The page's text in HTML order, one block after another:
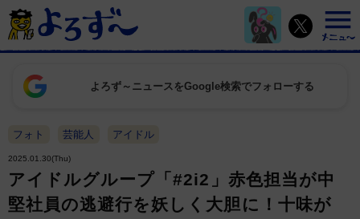
よろず～ニュースをGoogle検索でフォローする
フォト 芸能人 アイドル
2025.01.30(Thu)
アイドルグループ「#2i2」赤色担当が中
堅社員の逃避行を妖しく大胆に！十味が